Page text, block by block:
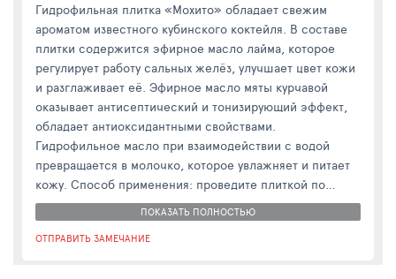
Гидрофильная плитка «Мохито» обладает свежим
ароматом известного кубинского коктейля. В составе
плитки содержится эфирное масло лайма, которое
регулирует работу сальных желёз, улучшает цвет кожи
и разглаживает её. Эфирное масло мяты курчавой
оказывает антисептический и тонизирующий эффект,
обладает антиоксидантными свойствами.
Гидрофильное масло при взаимодействии с водой
превращается в молочко, которое увлажняет и питает
кожу. Способ применения: проведите плиткой по
предварительно очищенной влажной коже
(рекомендуется перед этим подержать средство под
струёй горячей воды, чтобы масло подтаяло и
ПОКАЗАТЬ ПОЛНОСТЬЮ
ОТПРАВИТЬ ЗАМЕЧАНИЕ